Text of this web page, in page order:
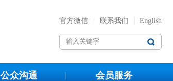
官方微信 联系我们 English
公众沟通 会员服务